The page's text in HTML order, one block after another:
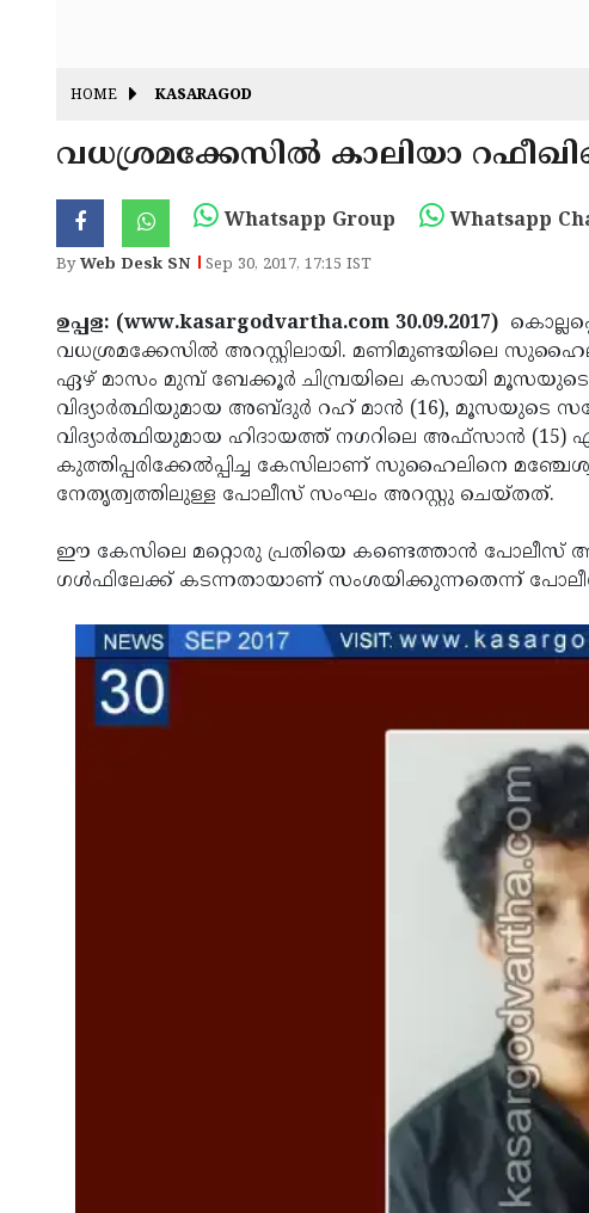
HOME KASARAGOD
വധശ്രമക്കേസില്‍ കാലിയാ
Whatsapp Group Whatsapp
ByWeb Desk SN Sep 30, 2017, 17:15 IST
ഉപ്പള: (www.kasargodvartha.com 30.09.2017)
വധശ്രമക്കേസില്‍ അറസ്റ്റിലായി. മണിമുണ്ടയിലെ
ഏഴ് മാസം മുമ്പ് ബേക്കൂര്‍ ചിമ്പ്രയിലെ കസായി
വിദ്യാര്‍ത്ഥിയുമായ അബ്ദുര്‍ റഹ് മാന്‍ (16), മൂസയുടെ
വിദ്യാര്‍ത്ഥിയുമായ ഹിദായത്ത് നഗറിലെ അഫ്സാന്‍ (15)
കുത്തിപ്പരിക്കേല്‍പ്പിച്ച കേസിലാണ് സുഹൈലിനെ
നേതൃത്വത്തിലുള്ള പോലീസ് സംഘം അറസ്റ്റു ചെയ്തത്.
ഈ കേസിലെ മറ്റൊരു പ്രതിയെ കണ്ടെത്താന്‍ പോലീസ്
ഗള്‍ഫിലേക്ക് കടന്നതായാണ് സംശയിക്കുന്നതെന്ന്